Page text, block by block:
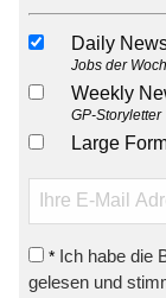
Daily
Jobs der
Weekly
GP-Storyletter
Large
* Ich habe die
gelesen und